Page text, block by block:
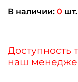
В наличии: 0 шт.
Доступность
наш